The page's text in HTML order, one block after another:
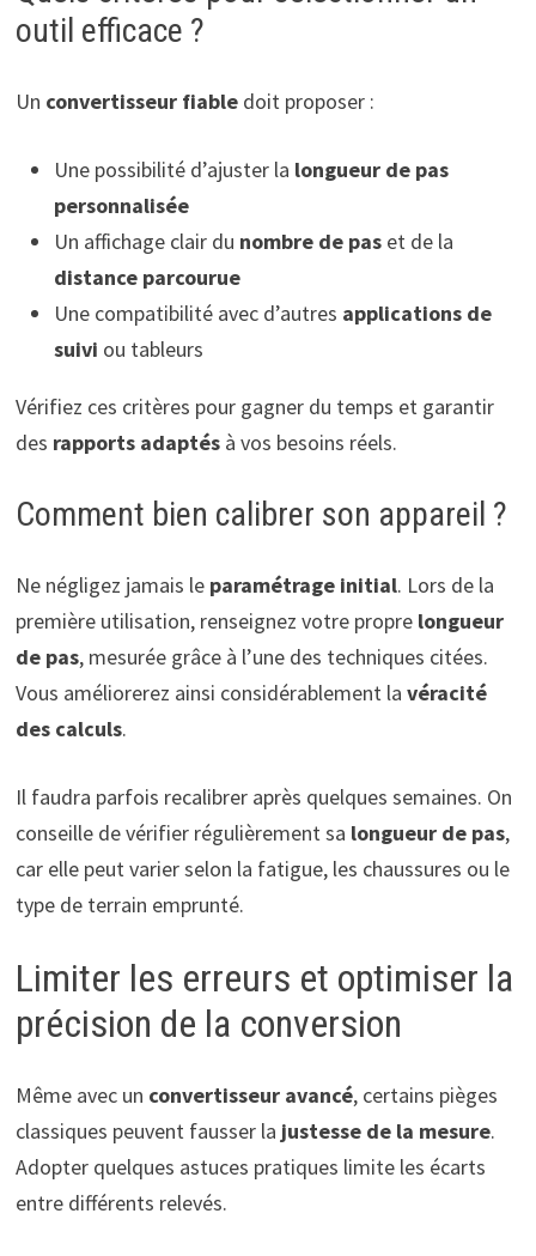
outil efficace ?
Un convertisseur fiabledoit proposer :
Une possibilité d’ajuster la longueur de pas
personnalisée
Un affichage clair du nombre de paset de la
distance parcourue
Une compatibilité avec d’autres applications de
suivi ou tableurs
Vérifiez ces critères pour gagner du temps et garantir
des rapports adaptésà vos besoins réels.
Comment bien calibrer son appareil ?
Ne négligez jamais le paramétrage initial. Lors de la
première utilisation, renseignez votre propre longueur
de pas, mesurée grâce à l’une des techniques citées.
Vous améliorerez ainsi considérablement la véracité
des calculs.
Il faudra parfois recalibrer après quelques semaines. On
conseille de vérifier régulièrement sa longueur de pas,
car elle peut varier selon la fatigue, les chaussures ou le
type de terrain emprunté.
Limiter les erreurs et optimiser la
précision de la conversion
Même avec un convertisseur avancé, certains pièges
classiques peuvent fausser la justesse de la mesure.
Adopter quelques astuces pratiques limite les écarts
entre différents relevés.